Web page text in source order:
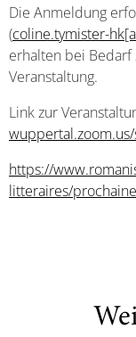
Die Anmeldung
(coline.tymister-
erhalten bei
Veranstaltung.
Link zur
https://
litteraires/